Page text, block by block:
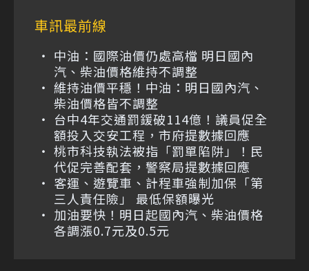
車訊最前線
中油：國際油價仍處高檔 明日國內
汽、柴油價格維持不調整
維持油價平穩！中油：明日國內汽、
柴油價格皆不調整
台中4年交通罰鍰破114億！議員促全
額投入交安工程，市府提數據回應
桃市科技執法被指「罰單陷阱」！民
代促完善配套，警察局提數據回應
客運、遊覽車、計程車強制加保「第
三人責任險」 最低保額曝光
加油要快！明日起國內汽、柴油價格
各調漲0.7元及0.5元